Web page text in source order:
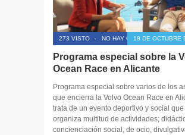
273 VISTO - NO HAY COMENTARIOS
18 DE OCTUBRE
Programa especial sobre la
Ocean Race en Alicante
Programa especial sobre varios de los
que encierra la Volvo Ocean Race en
trata de un evento deportivo y social que
organiza multitud de actividades;
concienciación social, de ocio,